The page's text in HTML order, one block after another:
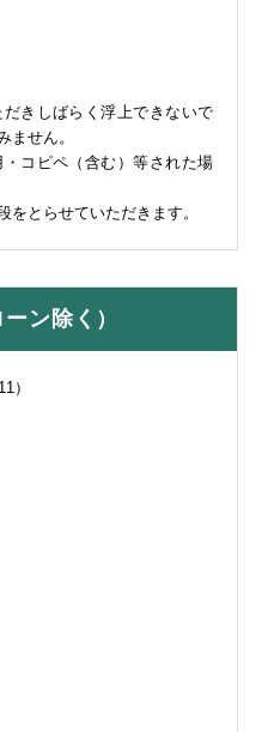
きしばらく浮上できないで
ません。
コピペ（含む）等された場
をとらせていただきます。
ン除く）
）